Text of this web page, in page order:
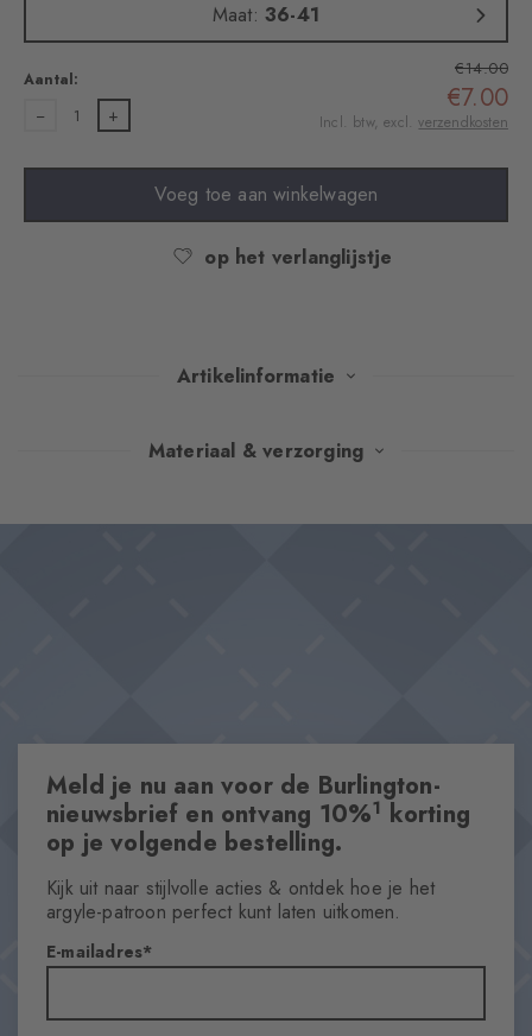
Maat:36-41
Aantal:
1
€14.00
€7.00
Incl. btw, excl.verzendkosten
Voeg toe aan winkelwagen
op het verlanglijstje
Artikelinformatie
Speelse kleurspatten op gekamd katoen geven deze kousen een
Materiaal & verzorging
Eigenschappen
Geslacht
Dames
Pattern
Doorzichtigheid
Materiaal
Look
Meld je nu aan voor de Burlington-
nieuwsbrief en ontvang 10%1 korting
op je volgende bestelling.
Kijk uit naar stijlvolle acties & ontdek hoe je het
argyle-patroon perfect kunt laten uitkomen.
E-mailadres